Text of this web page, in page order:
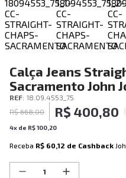
Calça Jeans
Sacramento John
REF: 18.09.4553_75
R$ 668,00 R$ 400,80
4x de R$100 20
Receba R$ 60,12 de Cashback